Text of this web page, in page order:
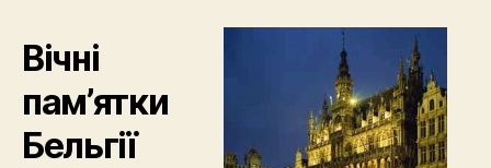
Вічні
пам’ятки
Бельгії